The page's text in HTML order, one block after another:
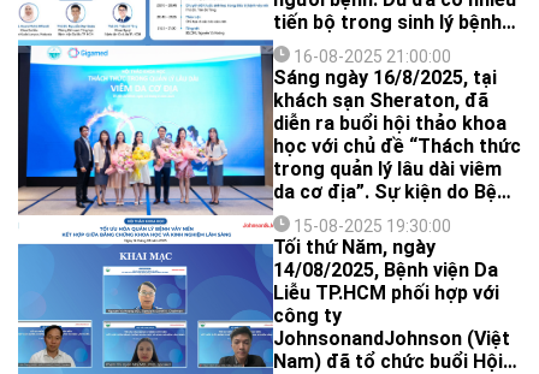
tiến bộ trong sinh lý bệnh
học và phương pháp điều
trị, việc quản lý bệnh vảy
nến một cách tối ưu và lâu
dài vẫn còn là thách thức
lớn đối với các bác sĩ lâm
sàng.
16-08-2025 21:00:00
Sáng ngày 16/8/2025, tại
khách sạn Sheraton, đã
diễn ra buổi hội thảo khoa
học với chủ đề “Thách thức
trong quản lý lâu dài viêm
da cơ địa”. Sự kiện do Bệnh
viện Da liễu TPHCM cùng
công ty Gigamed, nhãn
hàng LEO tổ chức, thu hút
sự tham gia của đông đảo
nhân viên y tế.
15-08-2025 19:30:00
Tối thứ Năm, ngày
14/08/2025, Bệnh viện Da
Liễu TP.HCM phối hợp với
công ty
JohnsonandJohnson (Việt
Nam) đã tổ chức buổi Hội